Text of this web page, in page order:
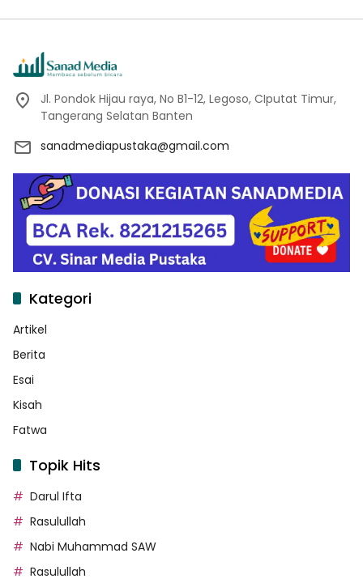
Jl. Pondok Hijau raya, No B1-12, Legoso, CIputat Timur,
Tangerang Selatan Banten
sanadmediapustaka@gmail.com
Kategori
Artikel
Berita
Esai
Kisah
Fatwa
Topik Hits
Darul Ifta
Rasulullah
Nabi Muhammad SAW
Rasulullah